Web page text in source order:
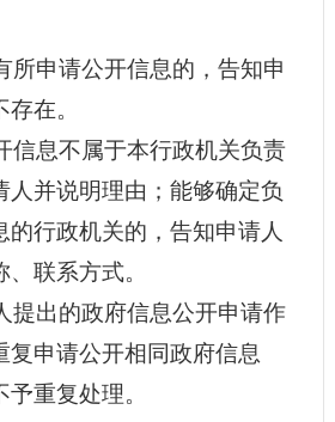
所申请公开信息的，告知申
在。
信息不属于本行政机关负责
人并说明理由；能够确定负
的行政机关的，告知申请人
联系方式。
提出的政府信息公开申请作
复申请公开相同政府信息
重复处理。